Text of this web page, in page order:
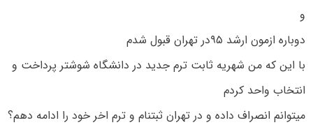
و
دوباره ازمون ارشد ۹۵در تهران قبول شدم
با این که من شهریه ثابت ترم جدید در دانشگاه شوشتر پرداخت و
انتخاب واحد کردم
میتوانم انصراف داده و در تهران ثبتنام و ترم اخر خود را ادامه دهم؟